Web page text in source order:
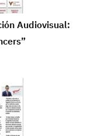
Audiovisual: